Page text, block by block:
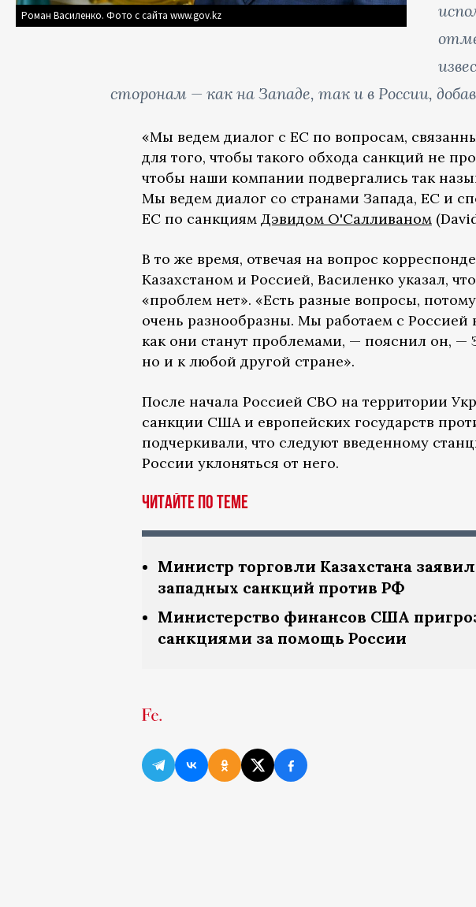
Роман Василенко. Фото с сайта www.gov.kz
сторонам — как на Западе, так и в России,
«Мы ведем диалог с ЕС по вопросам,
для того, чтобы такого обхода санкций не
чтобы наши компании подвергались так
Мы ведем диалог со странами Запада, ЕС и
ЕС по санкциям Дэвидом О'Салливаном
В то же время, отвечая на вопрос
Казахстаном и Россией, Василенко указал,
«проблем нет». «Есть разные вопросы,
очень разнообразны. Мы работаем с Россией
как они станут проблемами, — пояснил он, —
но и к любой другой стране».
После начала Россией СВО на территории
санкции США и европейских государств
подчеркивали, что следуют введенному
России уклоняться от него.
ЧИТАЙТЕ ПО ТЕМЕ
Министр торговли Казахстана
западных санкций против РФ
Министерство финансов США
санкциями за помощь России